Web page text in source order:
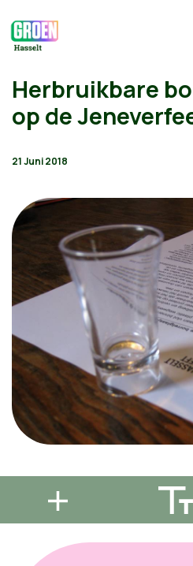
Herbruikbare
op de
21 Juni 2018